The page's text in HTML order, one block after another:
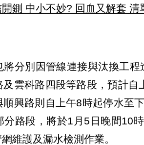
鍘 中小不妙? 回血又解套 清
分別因管線連接與汰換工程
雲科路四段等路段，預計自
興路則自上午8時起停水至
分路段，將於1月5日晚間10
維護及漏水檢測作業。